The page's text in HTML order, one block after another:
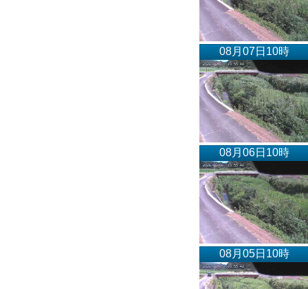
08月07日10時
08月06日10時
08月05日10時